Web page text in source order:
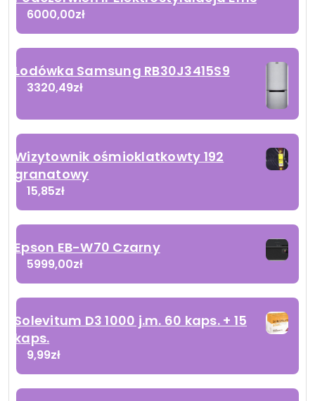
6000,00zł
Lodówka Samsung RB30J3415S9
3320,49zł
Wizytownik ośmioklatkowty 192
granatowy
15,85zł
Epson EB-W70 Czarny
5999,00zł
Solevitum D3 1000 j.m. 60 kaps. + 15
kaps.
9,99zł